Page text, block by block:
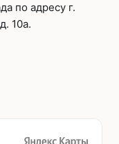
по адресу г.
10а.